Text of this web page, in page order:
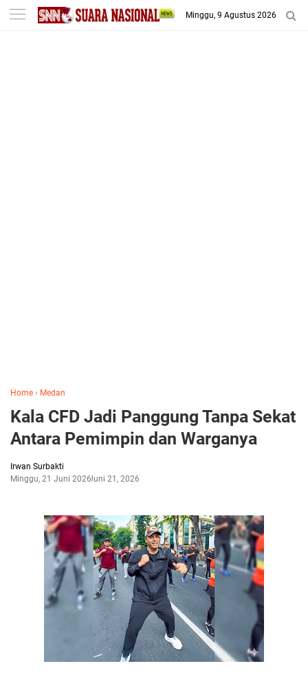
-->
Minggu, 9 Agustus 2026
Home › Medan
Kala CFD Jadi Panggung Tanpa Sekat
Antara Pemimpin dan Warganya
Irwan Surbakti
Minggu, 21 Juni 2026Juni 21, 2026